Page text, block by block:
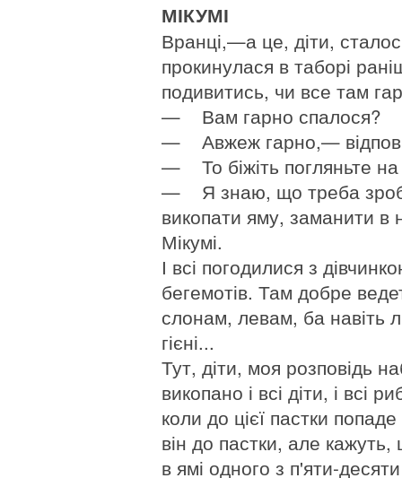
МІКУМІ
Вранці,—а це, діти,
прокинулася в таборі
подивитись, чи все там
— Вам гарно спалося?
— Авжеж гарно,—
— То біжіть погляньте на
— Я знаю, що треба
викопати яму, заманити в
Мікумі.
І всі погодилися з
бегемотів. Там добре
слонам, левам, ба навіть
гієні...
Тут, діти, моя розповідь
викопано і всі діти, і всі
коли до цієї пастки
він до пастки, але
в ямі одного з п'яти-